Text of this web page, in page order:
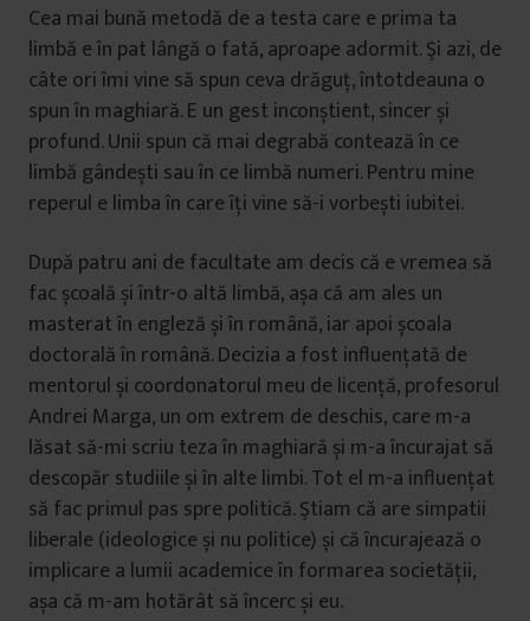
Cea mai bună metodă de a testa care e prima ta
limbă e în pat lângă o fată, aproape adormit. Şi azi, de
câte ori îmi vine să spun ceva drăguț, întotdeauna o
spun în maghiară. E un gest inconștient, sincer și
profund. Unii spun că mai degrabă contează în ce
limbă gândești sau în ce limbă numeri. Pentru mine
reperul e limba în care îți vine să-i vorbești iubitei.
După patru ani de facultate am decis că e vremea să
fac școală și într-o altă limbă, așa că am ales un
masterat în engleză și în română, iar apoi școala
doctorală în română. Decizia a fost influențată de
mentorul și coordonatorul meu de licență, profesorul
Andrei Marga, un om extrem de deschis, care m-a
lăsat să-mi scriu teza în maghiară și m-a încurajat să
descopăr studiile și în alte limbi. Tot el m-a influențat
să fac primul pas spre politică. Ştiam că are simpatii
liberale (ideologice și nu politice) și că încurajează o
implicare a lumii academice în formarea societății,
așa că m-am hotărât să încerc și eu.